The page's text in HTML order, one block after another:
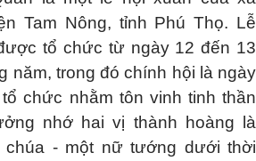
Tam Nông, tỉnh Phú Thọ. Lễ
tổ chức từ ngày 12 đến 13
năm, trong đó chính hội là ngày
chức nhằm tôn vinh tinh thần
nhớ hai vị thành hoàng là
chúa - một nữ tướng dưới thời